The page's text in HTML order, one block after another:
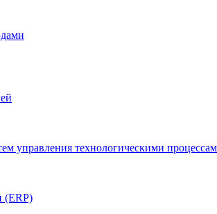
управления технологическими
(ERP)